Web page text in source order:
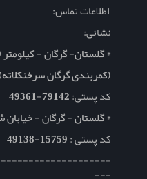
اطلاعات تماس:
نشانی:
* گلستان- گرگان - کیلومتر 10 جاده گرگان - گنبد
(کمربندی گرگان
کد پستی:79142-49361
* گلستان - گرگان -
کد پستی :15759-49138
---